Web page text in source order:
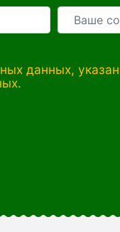
данных,